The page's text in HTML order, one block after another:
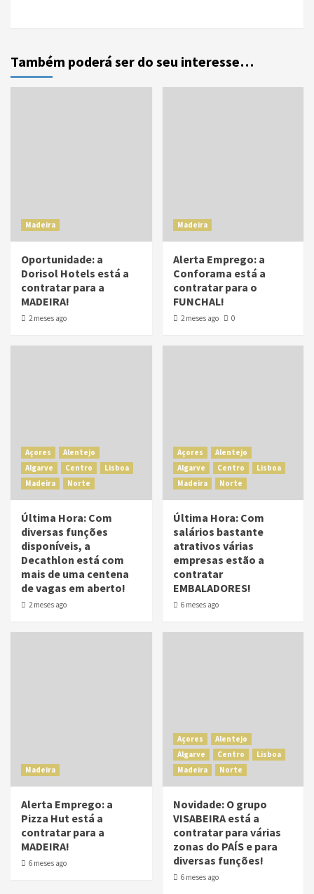
Também poderá ser do seu interesse…
Madeira
Oportunidade: a
Dorisol Hotels está a
contratar para a
MADEIRA!
2 meses ago
Madeira
Alerta Emprego: a
Conforama está a
contratar para o
FUNCHAL!
2 meses ago 0
Açores
Alentejo
Algarve
Centro
Lisboa
Madeira
Norte
Última Hora: Com
diversas funções
disponíveis, a
Decathlon está com
mais de uma centena
de vagas em aberto!
2 meses ago
Açores
Alentejo
Algarve
Centro
Lisboa
Madeira
Norte
Última Hora: Com
salários bastante
atrativos várias
empresas estão a
contratar
EMBALADORES!
6 meses ago
Madeira
Alerta Emprego: a
Pizza Hut está a
contratar para a
MADEIRA!
6 meses ago
Açores
Alentejo
Algarve
Centro
Lisboa
Madeira
Norte
Novidade: O grupo
VISABEIRA está a
contratar para várias
zonas do PAÍS e para
diversas funções!
6 meses ago